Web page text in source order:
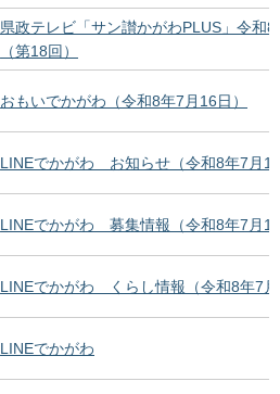
県政テレビ「サン讃かがわPLUS」令和
（第18回）
おもいでかがわ（令和8年7月16日）
LINEでかがわ お知らせ（令和8年7月
LINEでかがわ 募集情報（令和8年7月
LINEでかがわ くらし情報（令和8年7
LINEでかがわ